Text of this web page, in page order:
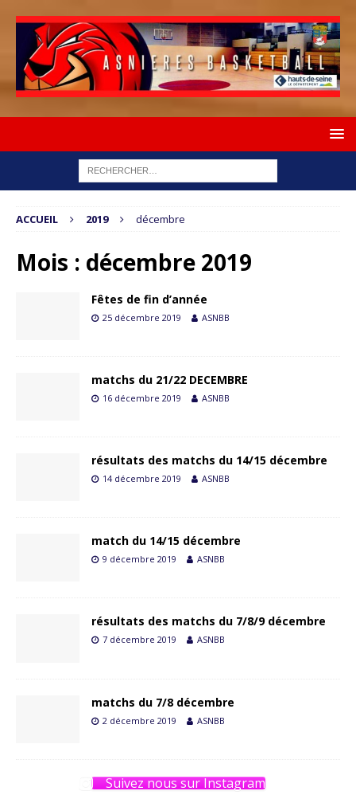
ACCUEIL 2019 décembre
Mois : décembre 2019
Fêtes de fin d’année
25 décembre 2019 ASNBB
matchs du 21/22 DECEMBRE
16 décembre 2019 ASNBB
résultats des matchs du 14/15 décembre
14 décembre 2019 ASNBB
match du 14/15 décembre
9 décembre 2019 ASNBB
résultats des matchs du 7/8/9 décembre
7 décembre 2019 ASNBB
matchs du 7/8 décembre
2 décembre 2019 ASNBB
Suivez nous sur Instagram